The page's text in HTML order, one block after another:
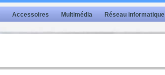
Accessoires Multimédia Réseau informatique